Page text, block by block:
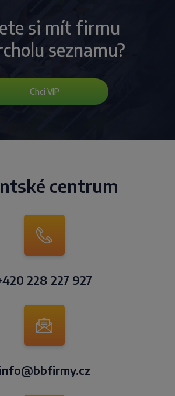
si mít firmu
seznamu?
Chci VIP
centrum
228 227 927
info@bbfirmy.cz